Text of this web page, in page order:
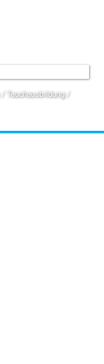
Tauchausbildung